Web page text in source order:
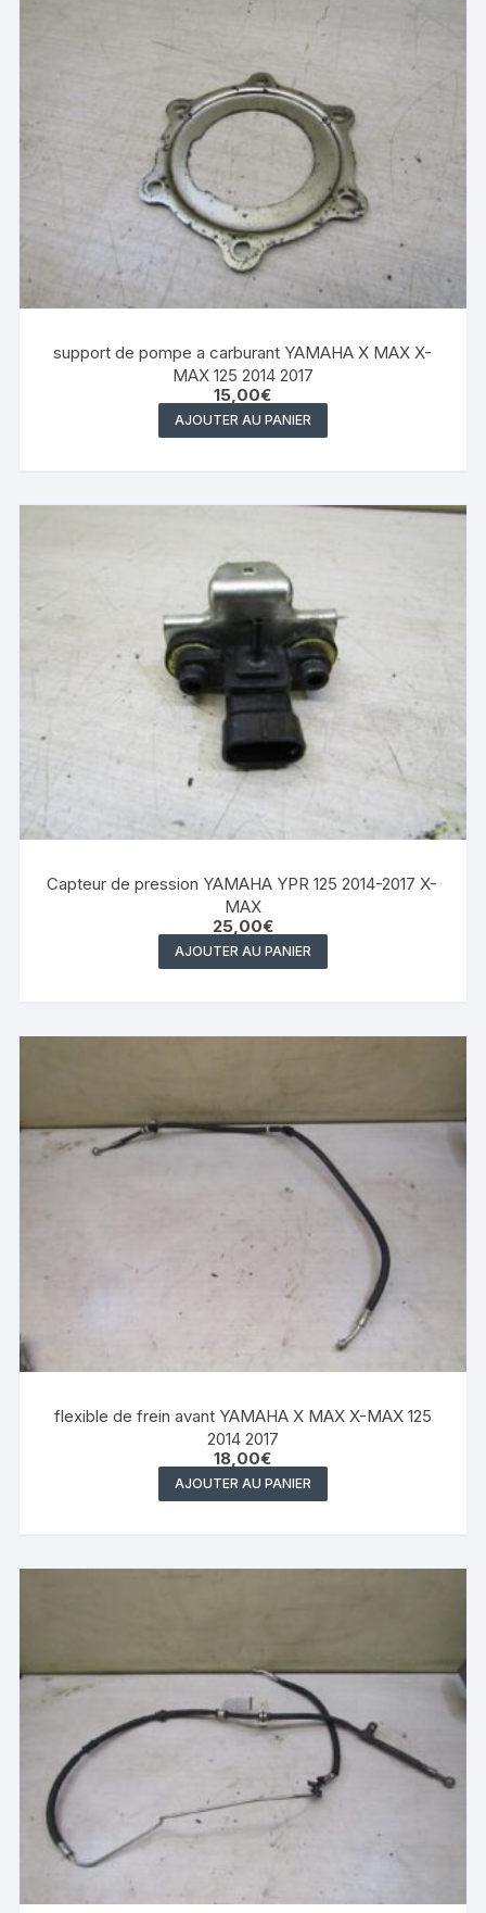
support de pompe a carburant YAMAHA X MAX X-
MAX 125 2014 2017
15,00€
AJOUTER AU PANIER
Capteur de pression YAMAHA YPR 125 2014-2017 X-
MAX
25,00€
AJOUTER AU PANIER
flexible de frein avant YAMAHA X MAX X-MAX 125
2014 2017
18,00€
AJOUTER AU PANIER